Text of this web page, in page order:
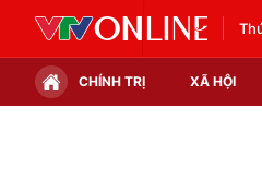
CHÍNH TRỊ XÃ HỘI